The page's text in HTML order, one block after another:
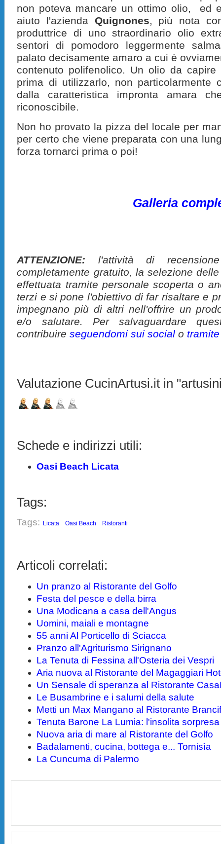
non poteva mancare un ottimo olio, ed
aiuto l'azienda Quignones, più nota
produttrice di uno straordinario olio
sentori di pomodoro leggermente
palato decisamente amaro a cui è
contenuto polifenolico. Un olio da
prima di utilizzarlo, non particolarmente
dalla caratteristica impronta amara
riconoscibile.
Non ho provato la pizza del locale per
per certo che viene preparata con una
forza tornarci prima o poi!
Galleria
ATTENZIONE: l'attività di
completamente gratuito, la selezione
effettuata tramite personale scoperta o
terzi e si pone l'obiettivo di far risaltare e
impegnano più di altri nell'offrire un
e/o salutare. Per salvaguardare
contribuireseguendomi sui social o
Valutazione CucinArtusi.it in
Schede e indirizzi utili:
Oasi Beach Licata
Tags:
Tags: Licata Oasi Beach Ristoranti
Articoli correlati:
Un pranzo al Ristorante del Golfo
Festa del pesce e della birra
Una Modicana a casa dell'Angus
Uomini, maiali e montagne
55 anni Al Porticello di Sciacca
Pranzo all'Agriturismo Sirignano
La Tenuta di Fessina all'Osteria dei Vespri
Aria nuova al Ristorante del Magaggiari
Un Sensale di speranza al Ristorante
Le Busambrine e i salumi della salute
Metti un Max Mangano al Ristorante
Tenuta Barone La Lumia: l'insolita
Nuova aria di mare al Ristorante del Golfo
Badalamenti, cucina, bottega e... Tornisìa
La Cuncuma di Palermo